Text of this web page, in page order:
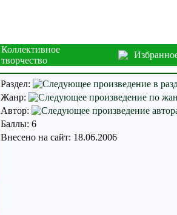
Коллективное
творчество
Раздел:
Жанр:
Автор:
Баллы: 6
Внесено на сайт: 18.06.2006